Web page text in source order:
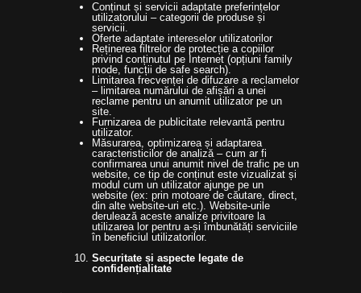
Conținut și servicii adaptate preferințelor
utilizatorului – categorii de produse și
servicii.
Oferte adaptate intereselor utilizatorilor
Reținerea filtrelor de protecție a copiilor
privind conținutul pe Internet (opțiuni family
mode, funcții de safe search).
Limitarea frecvenței de difuzare a reclamelor
– limitarea numărului de afișări a unei
reclame pentru un anumit utilizator pe un
site.
Furnizarea de publicitate relevantă pentru
utilizator.
Măsurarea, optimizarea și adaptarea
caracteristicilor de analiză – cum ar fi
confirmarea unui anumit nivel de trafic pe un
website, ce tip de conținut este vizualizat și
modul cum un utilizator ajunge pe un
website (ex: prin motoare de căutare, direct,
din alte website-uri etc.). Website-urile
derulează aceste analize privitoare la
utilizarea lor pentru a-și îmbunătăți serviciile
în beneficiul utilizatorilor.
Securitate și aspecte legate de
confidențialitate